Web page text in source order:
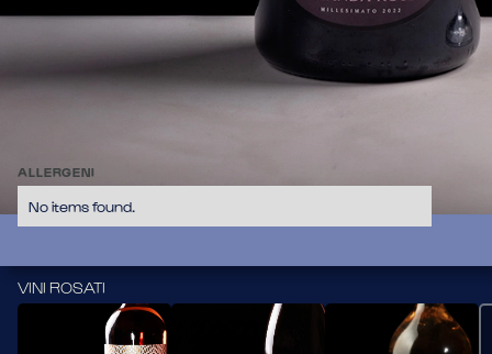
INTENSO, VELLUTATO, DELICATO
Ottenuto da uve Pinot Nero provenienti dall’Oltrepò Pavese
e opportunamente macerate, presenta un bel colore rosa
delicato ma allo stesso tempo intenso e deciso.
Vitigno
ALLERGENI
No items found.
VINI ROSATI